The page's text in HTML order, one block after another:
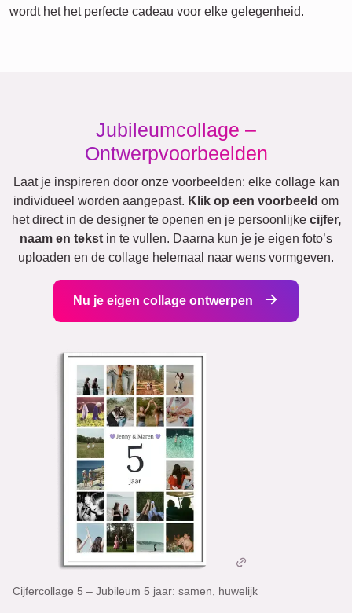
wordt het het perfecte cadeau voor elke gelegenheid.
Jubileumcollage –
Ontwerpvoorbeelden
Laat je inspireren door onze voorbeelden: elke collage kan
individueel worden aangepast. Klik op een voorbeeld om
het direct in de designer te openen en je persoonlijke cijfer,
naam en tekst in te vullen. Daarna kun je je eigen foto’s
uploaden en de collage helemaal naar wens vormgeven.
Nu je eigen collage ontwerpen
Cijfercollage 5 – Jubileum 5 jaar: samen, huwelijk